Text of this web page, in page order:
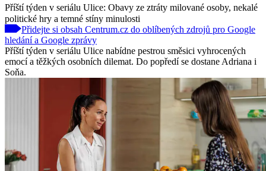
Příští týden v seriálu Ulice: Obavy ze ztráty milované osoby, nekalé
politické hry a temné stíny minulosti
Přidejte si obsah Centrum.cz do oblíbených zdrojů pro Google
hledání a Google zprávy
Příští týden v seriálu Ulice nabídne pestrou směsici vyhrocených
emocí a těžkých osobních dilemat. Do popředí se dostane Adriana i
Soňa.